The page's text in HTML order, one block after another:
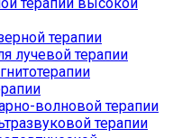
терапии
лучевой терапии
волновой терапии
терапии